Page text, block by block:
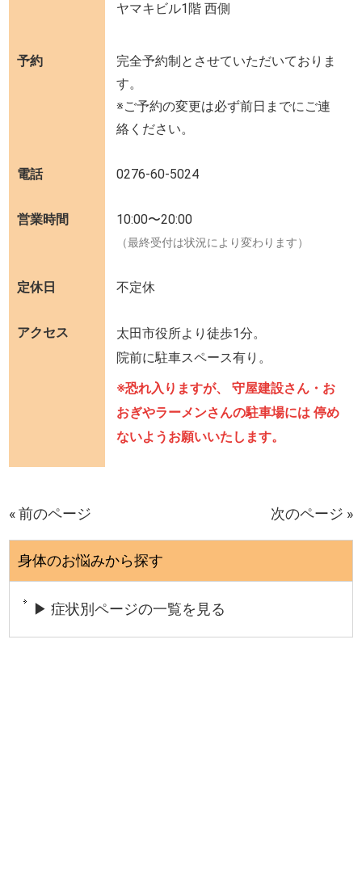
ヤマキビル1階 西側
予約
完全予約制とさせていただいておりま
す。
※ご予約の変更は必ず前日までにご連
絡ください。
電話 0276-60-5024
営業時間 10:00〜20:00
（最終受付は状況により変わります）
定休日 不定休
アクセス
太田市役所より徒歩1分。
院前に駐車スペース有り。
※恐れ入りますが、 守屋建設さん・お
おぎやラーメンさんの駐車場には 停め
ないようお願いいたします。
« 前のページ 次のページ »
身体のお悩みから探す
▶ 症状別ページの一覧を見る